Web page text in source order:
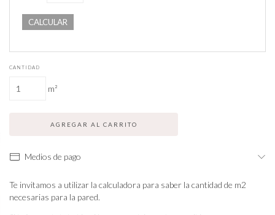
CALCULAR
CANTIDAD
m²
Medios de pago
Te invitamos a utilizar la calculadora para saber la cantidad de m2
necesarias para la pared.